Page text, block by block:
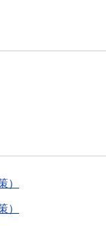
）
）